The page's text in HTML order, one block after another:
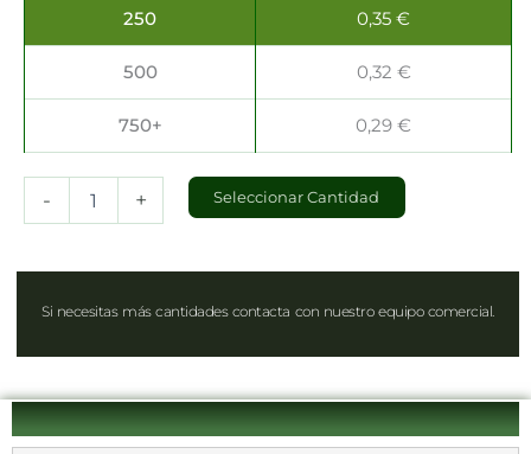
250 0,35€
500 0,32 €
750+ 0,29€
- + Seleccionar Cantidad
Si necesitas más cantidades contacta con nuestro equipo comercial.